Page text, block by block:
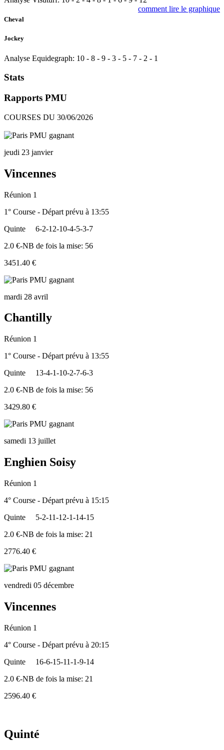
comment lire le graphique
Cheval
Jockey
Analyse Equidegraph: 10 - 8 - 9 - 3 - 5 - 7 - 2 - 1
Stats
Rapports PMU
COURSES DU 30/06/2026
jeudi 23 janvier
Vincennes
Réunion 1
1° Course - Départ prévu à 13:55
Quinte
6-2-12-10-4-5-3-7
2.0 €-NB de fois la mise: 56
3451.40 €
mardi 28 avril
Chantilly
Réunion 1
1° Course - Départ prévu à 13:55
Quinte
13-4-1-10-2-7-6-3
2.0 €-NB de fois la mise: 56
3429.80 €
samedi 13 juillet
Enghien Soisy
Réunion 1
4° Course - Départ prévu à 15:15
Quinte
5-2-11-12-1-14-15
2.0 €-NB de fois la mise: 21
2776.40 €
vendredi 05 décembre
Vincennes
Réunion 1
4° Course - Départ prévu à 20:15
Quinte
16-6-15-11-1-9-14
2.0 €-NB de fois la mise: 21
2596.40 €
Quinté